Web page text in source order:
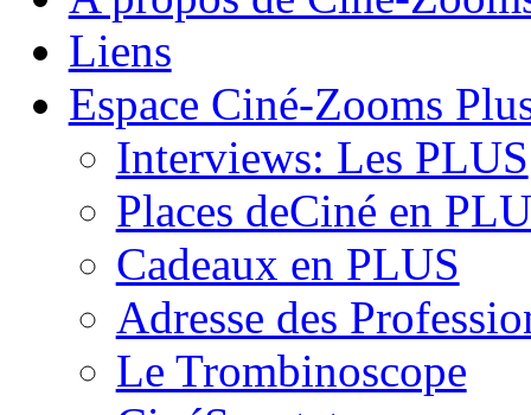
Liens
Espace Ciné-Zooms
Interviews: Les PLUS
Places deCiné en
Cadeaux en PLUS
Adresse des
Le Trombinoscope